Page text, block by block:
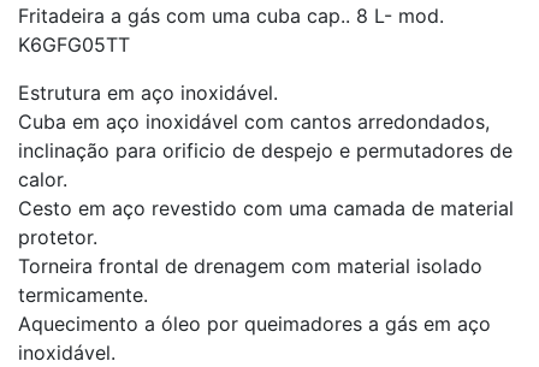
Fritadeira a gás com uma cuba cap.. 8 L- mod.
K6GFG05TT
Estrutura em aço inoxidável.
Cuba em aço inoxidável com cantos arredondados,
inclinação para orificio de despejo e permutadores de
calor.
Cesto em aço revestido com uma camada de material
protetor.
Torneira frontal de drenagem com material isolado
termicamente.
Aquecimento a óleo por queimadores a gás em aço
inoxidável.